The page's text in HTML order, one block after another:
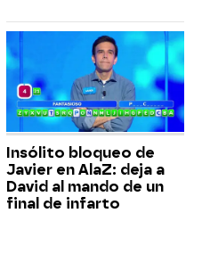
Insólito bloqueo de
Javier en AlaZ: deja a
David al mando de un
final de infarto